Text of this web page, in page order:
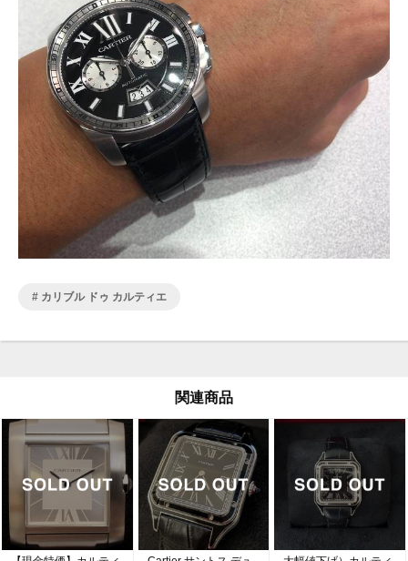
カリブル ドゥ カルティエ
関連商品